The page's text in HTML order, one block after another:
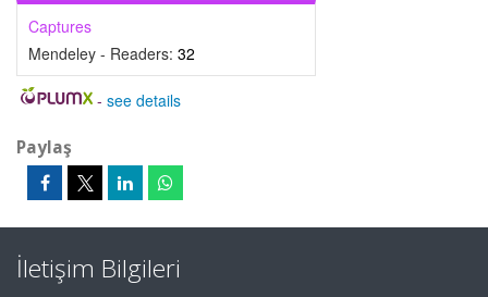
Captures
Mendeley - Readers: 32
- see details
Paylaş
İletişim Bilgileri